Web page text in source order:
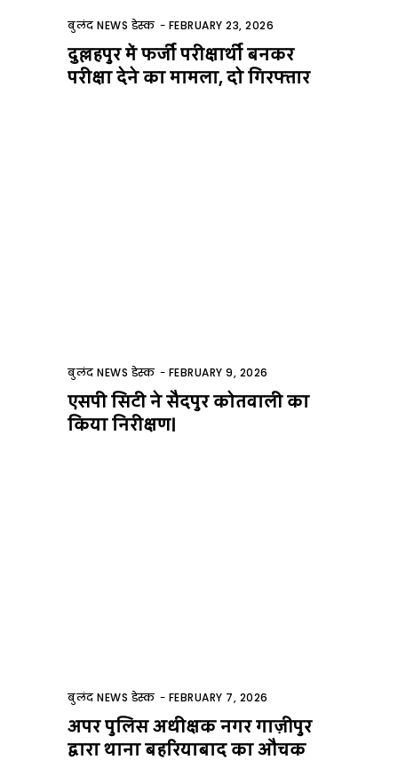
बुलंद NEWS डेस्क - FEBRUARY 23, 2026
दुल्लहपुर में फर्जी परीक्षार्थी बनकर
परीक्षा देने का मामला, दो गिरफ्तार
बुलंद NEWS डेस्क - FEBRUARY 9, 2026
एसपी सिटी ने सैदपुर कोतवाली का
किया निरीक्षण।
बुलंद NEWS डेस्क - FEBRUARY 7, 2026
अपर पुलिस अधीक्षक नगर गाज़ीपुर
द्वारा थाना बहरियाबाद का औचक